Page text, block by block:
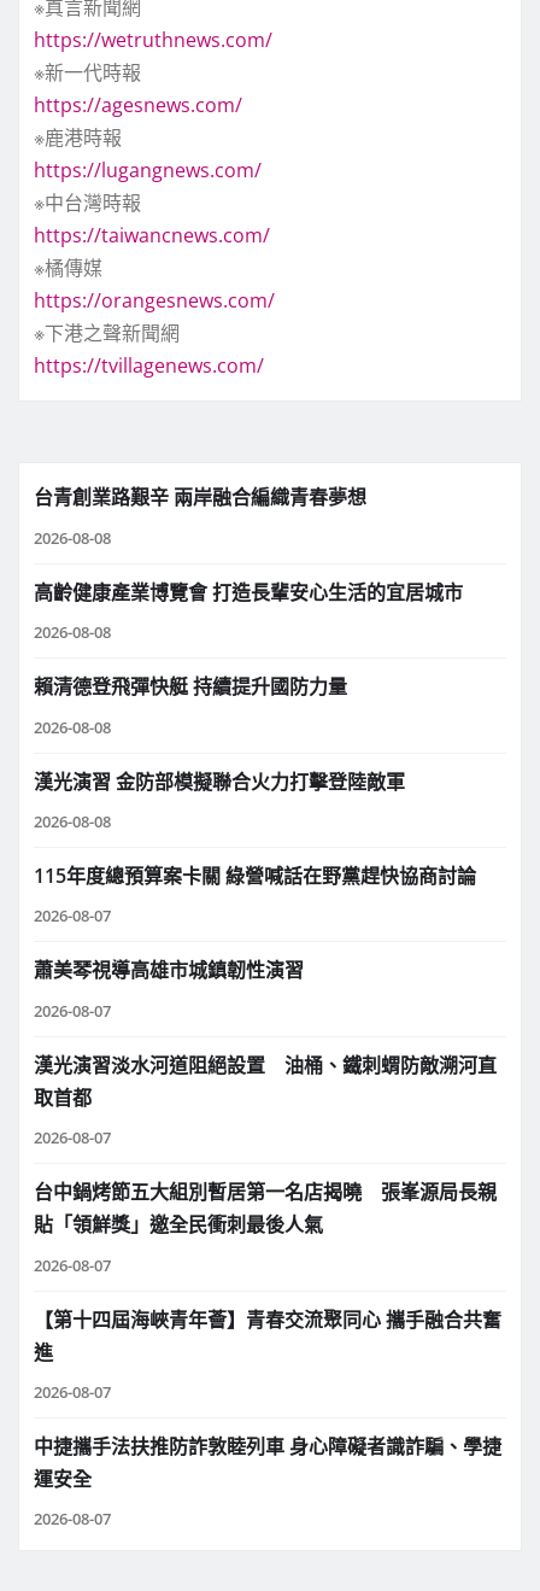
※真言新聞網
https://wetruthnews.com/
※新一代時報
https://agesnews.com/
※鹿港時報
https://lugangnews.com/
※中台灣時報
https://taiwancnews.com/
※橘傳媒
https://orangesnews.com/
※下港之聲新聞網
https://tvillagenews.com/
台青創業路艱辛 兩岸融合編織青春夢想
2026-08-08
高齡健康產業博覽會 打造長輩安心生活的宜居城市
2026-08-08
賴清德登飛彈快艇 持續提升國防力量
2026-08-08
漢光演習 金防部模擬聯合火力打擊登陸敵軍
2026-08-08
115年度總預算案卡關 綠營喊話在野黨趕快協商討論
2026-08-07
蕭美琴視導高雄市城鎮韌性演習
2026-08-07
漢光演習淡水河道阻絕設置 油桶、鐵刺蝟防敵溯河直
取首都
2026-08-07
台中鍋烤節五大組別暫居第一名店揭曉 張峯源局長親
貼「領鮮獎」邀全民衝刺最後人氣
2026-08-07
【第十四屆海峽青年薈】青春交流聚同心 攜手融合共奮
進
2026-08-07
中捷攜手法扶推防詐敦睦列車 身心障礙者識詐騙、學捷
運安全
2026-08-07